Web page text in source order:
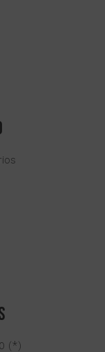
(*)